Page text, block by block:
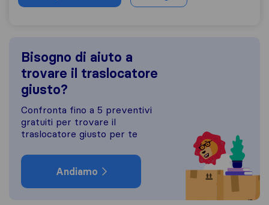
Bisogno di aiuto a
trovare il traslocatore
giusto?
Confronta fino a 5 preventivi
gratuiti per trovare il
traslocatore giusto per te
Andiamo